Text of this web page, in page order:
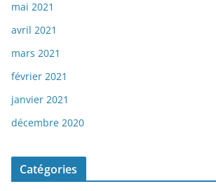
mai 2021
avril 2021
mars 2021
février 2021
janvier 2021
décembre 2020
Catégories